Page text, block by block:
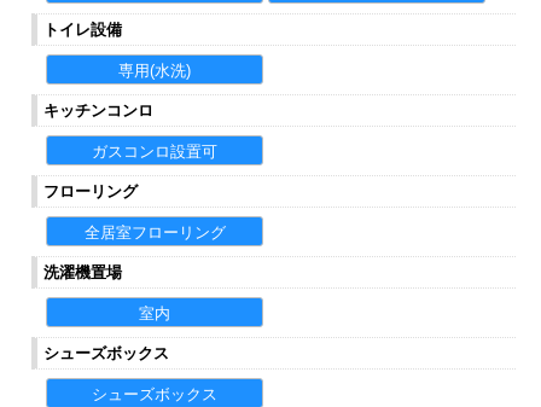
トイレ設備
専用(水洗)
キッチンコンロ
ガスコンロ設置可
フローリング
全居室フローリング
洗濯機置場
室内
シューズボックス
シューズボックス